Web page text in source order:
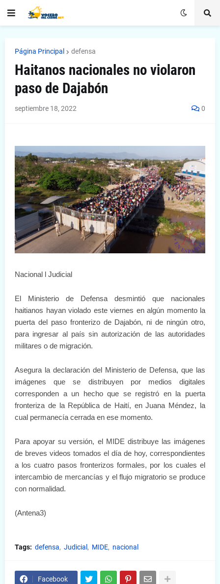
Página Principal defensa
Haitanos nacionales no violaron
paso de Dajabón
septiembre 18, 2022 0
Nacional l Judicial
El Ministerio de Defensa desmintió que nacionales
haitianos hayan violado este viernes en algún momento la
puerta del paso fronterizo de Dajabón, ni de ningún otro,
para ingresar al país sin autorización de las autoridades
militares o de migración.
Asegura la declaración del Ministerio de Defensa, que las
imágenes que se distribuyen por medios digitales
corresponden a un hecho que se registró en la puerta
fronteriza de la República de Haití, en Juana Méndez, la
cual permanecía cerrada en ese momento.
Para apoyar su versión, el MIDE distribuye las imágenes
de breves videos tomados el día de hoy, correspondientes
a los cuatro pasos fronterizos formales, por los cuales el
intercambio de mercancías y el flujo migratorio se produce
con normalidad.
(Antena3)
Tags: defensa Judicial MIDE nacional
Facebook